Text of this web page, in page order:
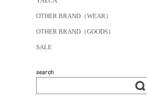
OTHER BRAND（WEAR）
OTHER BRAND（GOODS）
SALE